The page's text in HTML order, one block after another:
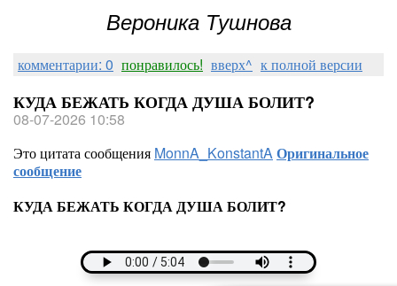
Вероника Тушнова
комментарии: 0 понравилось! вверх^ к полной версии
КУДА БЕЖАТЬ КОГДА ДУША БОЛИТ?
08-07-2026 10:58
Это цитата сообщения MonnA_KonstantAОригинальное
сообщение
КУДА БЕЖАТЬ КОГДА ДУША БОЛИТ?